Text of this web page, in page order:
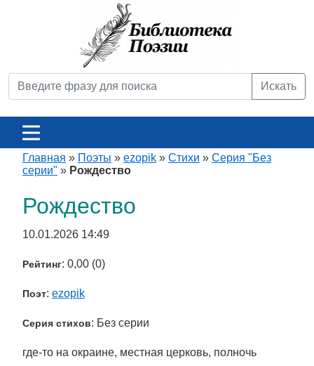
Искать
Главная » Поэты » ezopik » Стихи » Серия "Без
серии" » Рождество
Рождество
10.01.2026 14:49
Рейтинг: 0,00 (0)
Поэт: ezopik
Серия стихов: Без серии
где-то на окраине, местная церковь, полночь